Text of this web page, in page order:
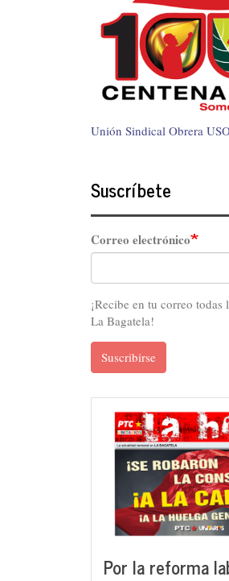
Unión Sindical Obrera
Suscríbete
Correo electrónico
¡Recibe en tu correo todas
La Bagatela!
Suscribirse
Por la reforma